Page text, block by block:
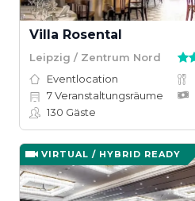
Villa Rosental
Leipzig / Zentrum Nord
Eventlocation
7Veranstaltungsräume
130 Gäste
VIRTUAL / HYBRID READY